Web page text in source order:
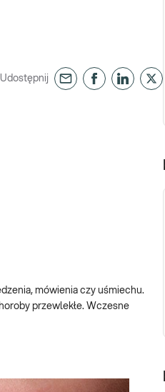
Udostępnij
mówienia czy uśmiechu.
przewlekłe. Wczesne